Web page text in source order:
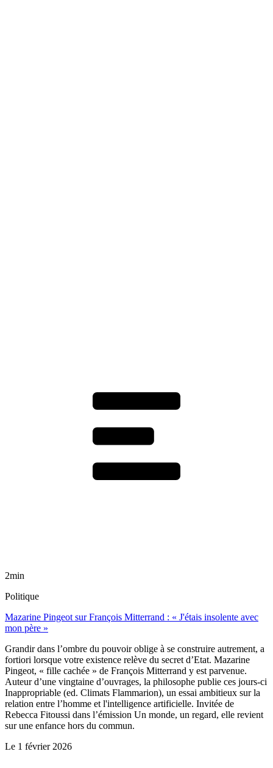
2min
Politique
Mazarine Pingeot sur François Mitterrand : « J'étais insolente avec
mon père »
Grandir dans l’ombre du pouvoir oblige à se construire autrement, a
fortiori lorsque votre existence relève du secret d’Etat. Mazarine
Pingeot, « fille cachée » de François Mitterrand y est parvenue.
Auteur d’une vingtaine d’ouvrages, la philosophe publie ces jours-ci
Inappropriable (ed. Climats Flammarion), un essai ambitieux sur la
relation entre l’homme et l'intelligence artificielle. Invitée de
Rebecca Fitoussi dans l’émission Un monde, un regard, elle revient
sur une enfance hors du commun.
Le 1 février 2026